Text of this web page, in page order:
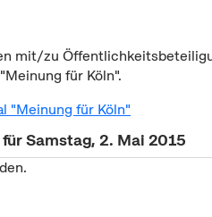
mit/zu
für Köln".
"Meinung für Köln"
Samstag, 2. Mai 2015